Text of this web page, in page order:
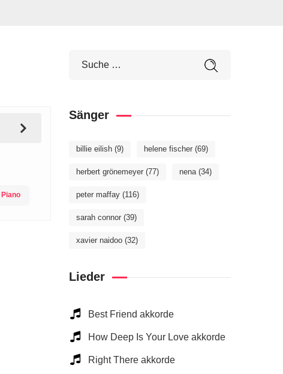
Piano
Sänger
billie eilish (9) helene fischer (69)
herbert grönemeyer (77) nena(34)
peter maffay (116)
sarah connor (39)
xavier naidoo (32)
Lieder
Best Friend akkorde
How Deep Is Your Love akkorde
Right There akkorde